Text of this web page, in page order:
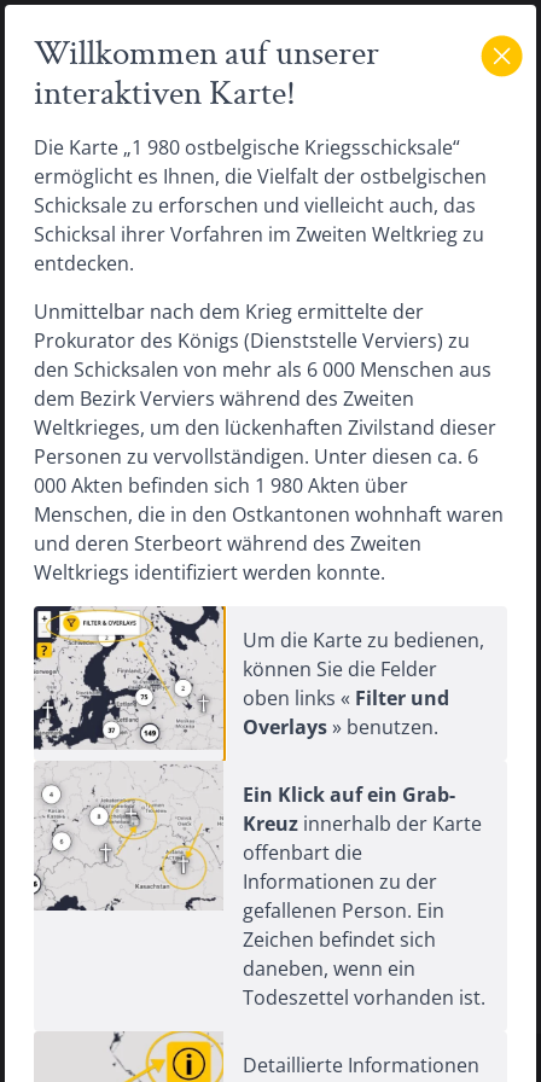
FILTER & OVERLAYS
Impressum Datenschutzerklärung
Willkommen auf unserer
interaktiven Karte!
Die Karte „1 980 ostbelgische Kriegsschicksale“
ermöglicht es Ihnen, die Vielfalt der ostbelgischen
Schicksale zu erforschen und vielleicht auch, das
Schicksal ihrer Vorfahren im Zweiten Weltkrieg zu
entdecken.
Unmittelbar nach dem Krieg ermittelte der
Prokurator des Königs (Dienststelle Verviers) zu
den Schicksalen von mehr als 6 000 Menschen aus
dem Bezirk Verviers während des Zweiten
Weltkrieges, um den lückenhaften Zivilstand dieser
Personen zu vervollständigen. Unter diesen ca. 6
000 Akten befinden sich 1 980 Akten über
Menschen, die in den Ostkantonen wohnhaft waren
und deren Sterbeort während des Zweiten
Weltkriegs identifiziert werden konnte.
Um die Karte zu bedienen,
können Sie die Felder
oben links « Filter und
Overlays» benutzen.
Ein Klick auf ein Grab-
Kreuzinnerhalb der Karte
offenbart die
Informationen zu der
gefallenen Person. Ein
Zeichen befindet sich
daneben, wenn ein
Todeszettel vorhanden ist.
Detaillierte Informationen